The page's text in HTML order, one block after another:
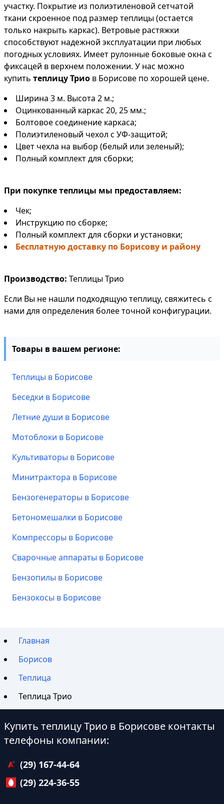
участку. Покрытие из полиэтиленовой сетчатой
ткани скроенное под размер теплицы (остается
только накрыть каркас). Ветровые растяжки
способствуют надежной эксплуатации при любых
погодных условиях. Имеет рулонные боковые окна с
фиксацей в верхнем положении. У нас можно
купить теплицу Трио в Борисове по хорошей цене.
Ширина 3 м. Высота 2 м.;
Оцинкованный каркас 20, 25 мм.;
Болтовое соединение каркаса;
Полиэтиленовый чехол с УФ-защитой;
Цвет чехла на выбор (белый или зеленый);
Полный комплект для сборки;
При покупке теплицы мы предоставляем:
Чек;
Инструкцию по сборке;
Полный комплект для сборки и установки;
Бесплатную доставку по Борисову и району
Производство: Теплицы Трио
Если Вы не нашли подходящую теплицу, свяжитесь с
нами для определения более точной конфигурации.
Товары в вашем регионе:
Теплицы в Борисове
Беседки в Борисове
Летние души в Борисове
Мотоблоки в Борисове
Культиваторы в Борисове
Минитрактора в Борисове
Бензогенераторы в Борисове
Бетономешалки в Борисове
Компрессоры в Борисове
Сварочные аппараты в Борисове
Бензопилы в Борисове
Бензокосы в Борисове
Главная
Борисов
Теплица
Теплица Трио
Купить теплицу Трио в Борисове контакты
телефоны компании:
(29) 167-44-64
(29) 224-36-55